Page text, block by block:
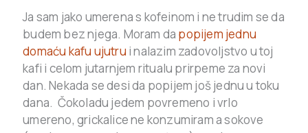
Ja sam jako umerena s kofeinom i ne trudim se da
budem bez njega. Moram da popijem jednu
domaću kafu ujutru i nalazim zadovoljstvo u toj
kafi i celom jutarnjem ritualu prirpeme za novi
dan. Nekada se desi da popijem još jednu u toku
dana. Čokoladu jedem povremeno i vrlo
umereno, grickalice ne konzumiram a sokove